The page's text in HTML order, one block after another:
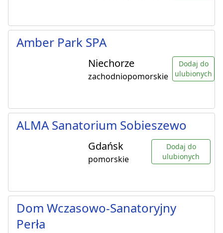
Amber Park SPA
Niechorze
zachodniopomorskie
Dodaj do
ulubionych
ALMA Sanatorium Sobieszewo
Gdańsk
pomorskie
Dodaj do
ulubionych
Dom Wczasowo-Sanatoryjny
Perła